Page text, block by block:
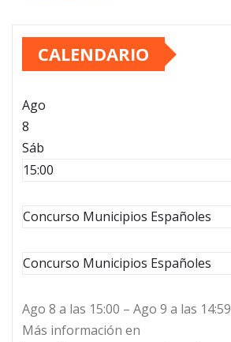
CALENDARIO
Ago
8
Sáb
15:00
Concurso Municipios Españoles
Concurso Municipios Españoles
Ago 8 a las 15:00 – Ago 9 a las 14:59
Más información en